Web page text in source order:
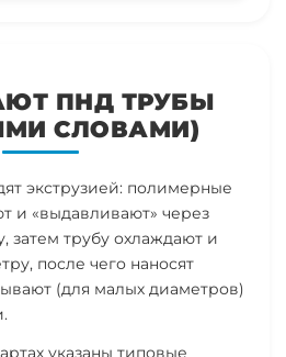
ПНД ТРУБЫ
СЛОВАМИ)
экструзией: полимерные
и «выдавливают» через
трубу охлаждают и
после чего наносят
(для малых диаметров)
указаны типовые